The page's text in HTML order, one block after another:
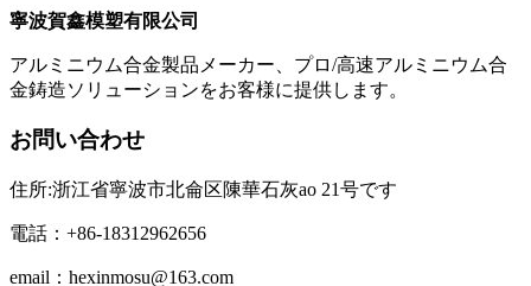
寧波賀鑫模塑有限公司
アルミニウム合金製品メーカー、プロ/高速アルミニウム合
金鋳造ソリューションをお客様に提供します。
お問い合わせ
住所:浙江省寧波市北侖区陳華石灰ao 21号です
電話：+86-18312962656
email：hexinmosu@163.com